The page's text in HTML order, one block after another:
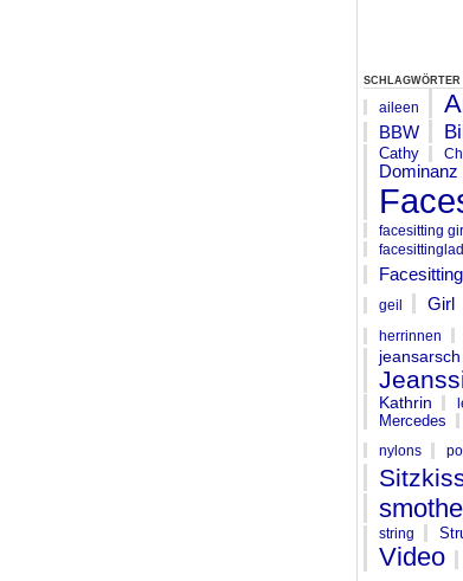
schlagwörter
aileen
BBW
Cathy
Dominanz
facesitting
geil Girl
herrinnen
jeansarsch
Kathrin
Mercedes
nylons
string
Video